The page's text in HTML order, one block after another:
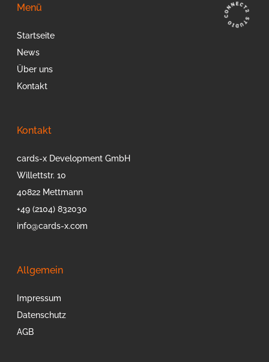
Menü
Startseite
News
Über uns
Kontakt
Kontakt
cards-x Development GmbH
Willettstr. 10
40822 Mettmann
+49 (2104) 832030
info@cards-x.com
Allgemein
Impressum
Datenschutz
AGB